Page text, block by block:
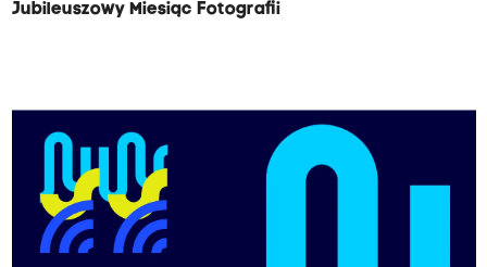
Jubileuszowy Miesiąc Fotografii